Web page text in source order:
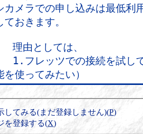
してみる(まだ登録しません)(P)
を登録する(X)